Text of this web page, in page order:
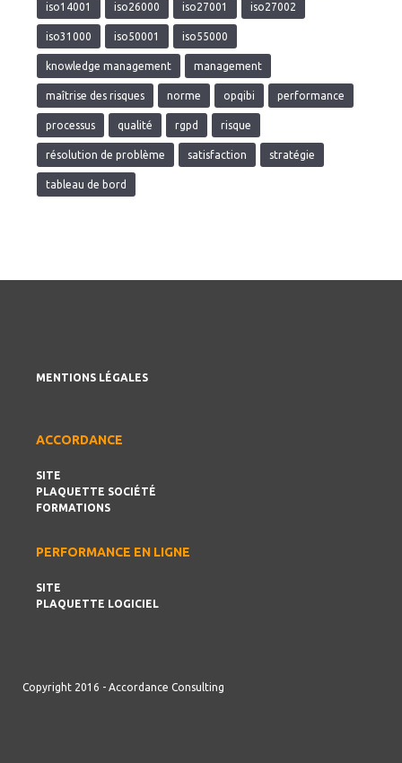
iso14001 iso26000 iso27001 iso27002
iso31000 iso50001 iso55000
knowledge management management
maîtrise des risques norme opqibi performance
processus qualité rgpd risque
résolution de problème satisfaction stratégie
tableau de bord
MENTIONS LÉGALES
ACCORDANCE
SITE
PLAQUETTE SOCIÉTÉ
FORMATIONS
PERFORMANCE EN LIGNE
SITE
PLAQUETTE LOGICIEL
Copyright 2016 - Accordance Consulting